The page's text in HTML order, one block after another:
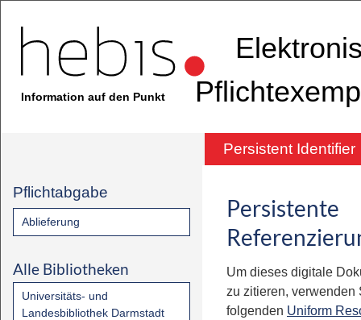
Information auf den Punkt
Persistent Identifier
Pflichtabgabe
Ablieferung
Alle Bibliotheken
Universitäts- und
Landesbibliothek Darmstadt
Persistente
Um dieses digitale
zu zitieren, verwenden
folgenden Uniform